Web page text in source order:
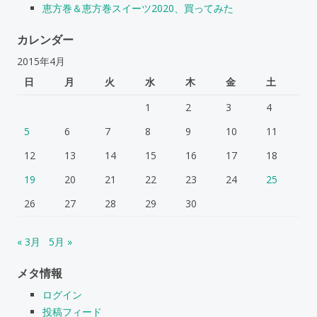
恵方巻＆恵方巻スイーツ2020、買ってみた
カレンダー
2015年4月
日
月 火 水 木 金
土
1
2 3
4
5
6 7 8 9 10
11
12
13 14 15 16 17
18
19
20 21 22 23 24
25
26
27 28 29 30
« 3月 5月 »
メタ情報
ログイン
投稿フィード